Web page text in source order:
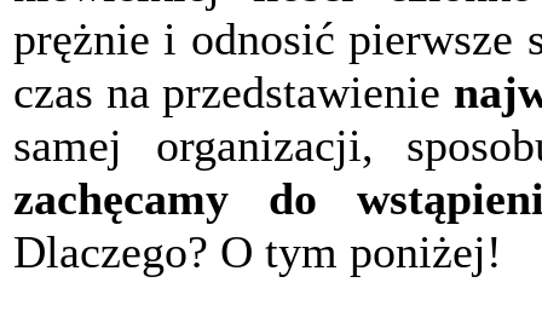
prężnie i odnosić pierwsze
czas na przedstawienie
samej organizacji,
zachęcamy do
Dlaczego? O tym poniżej!